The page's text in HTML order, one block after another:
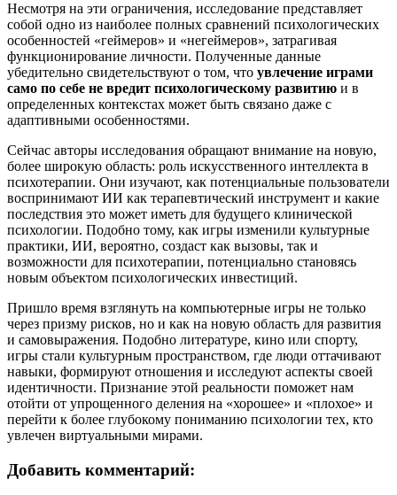
Несмотря на эти ограничения, исследование представляет
собой одно из наиболее полных сравнений психологических
особенностей «геймеров» и «негеймеров», затрагивая
функционирование личности. Полученные данные
убедительно свидетельствуют о том, что увлечение играми
само по себе не вредит психологическому развитию и в
определенных контекстах может быть связано даже с
адаптивными особенностями.
Сейчас авторы исследования обращают внимание на новую,
более широкую область: роль искусственного интеллекта в
психотерапии. Они изучают, как потенциальные пользователи
воспринимают ИИ как терапевтический инструмент и какие
последствия это может иметь для будущего клинической
психологии. Подобно тому, как игры изменили культурные
практики, ИИ, вероятно, создаст как вызовы, так и
возможности для психотерапии, потенциально становясь
новым объектом психологических инвестиций.
Пришло время взглянуть на компьютерные игры не только
через призму рисков, но и как на новую область для развития
и самовыражения. Подобно литературе, кино или спорту,
игры стали культурным пространством, где люди оттачивают
навыки, формируют отношения и исследуют аспекты своей
идентичности. Признание этой реальности поможет нам
отойти от упрощенного деления на «хорошее» и «плохое» и
перейти к более глубокому пониманию психологии тех, кто
увлечен виртуальными мирами.
Добавить комментарий: